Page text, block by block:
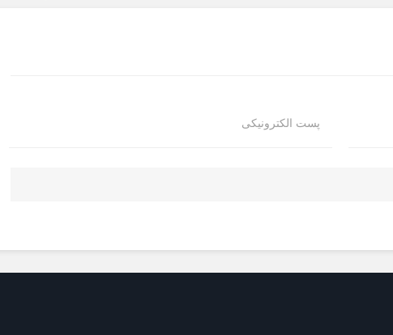
پست الکترونیکی